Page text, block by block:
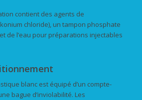
contient des agents de
chloride), un tampon phosphate
de l’eau pour préparations injectables
blanc est équipé d’un compte-
bague d’inviolabilité. Les